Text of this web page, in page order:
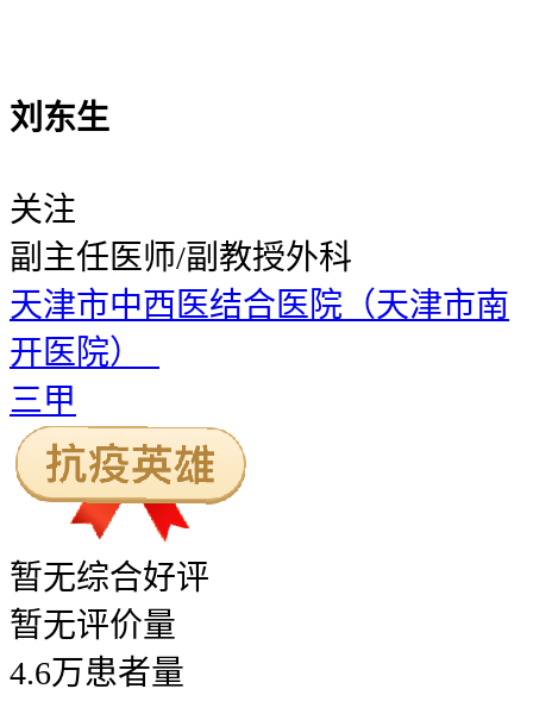
刘东生
关注
副主任医师/副教授外科
天津市中西医结合医院（天津市南
开医院）
三甲
暂无综合好评
暂无评价量
4.6万患者量